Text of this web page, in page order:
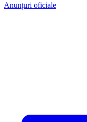
Anunțuri oficiale